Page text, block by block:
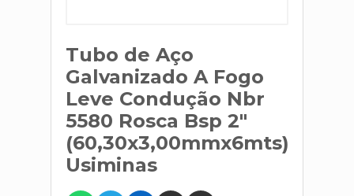
Tubo de Aço
Galvanizado A Fogo
Leve Condução Nbr
5580 Rosca Bsp 2"
(60,30x3,00mmx6mts)
Usiminas